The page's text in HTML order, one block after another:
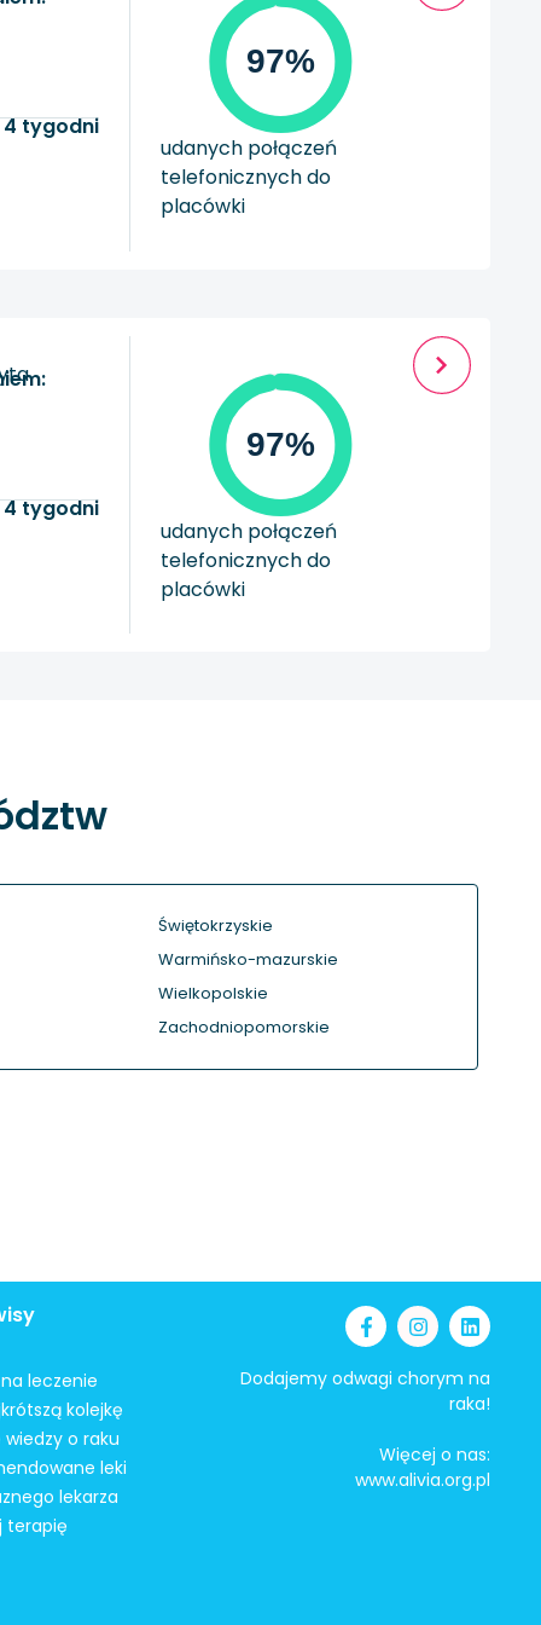
tygodni
97%
udanych połączeń
telefonicznych do
placówki
tygodni
97%
udanych połączeń
telefonicznych do
placówki
Świętokrzyskie
Warmińsko-mazurskie
Wielkopolskie
Zachodniopomorskie
leczenie
kolejkę
o raku
leki
lekarza
terapię
Dodajemy odwagi chorym na
raka!
Więcej o nas:
www.alivia.org.pl